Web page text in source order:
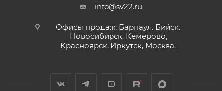
info@sv22.ru
Офисы продаж: Барнаул, Бийск,
Новосибирск, Кемерово,
Красноярск, Иркутск, Москва.